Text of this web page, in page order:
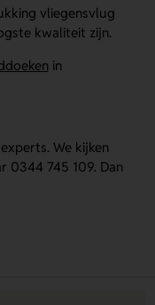
vliegensvlug
kwaliteit zijn.
in
We kijken
0344 745 109. Dan